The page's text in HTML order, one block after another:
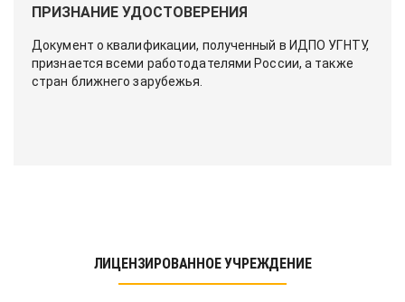
ПРИЗНАНИЕ УДОСТОВЕРЕНИЯ
Документ о квалификации, полученный в ИДПО УГНТУ,
признается всеми работодателями России, а также
стран ближнего зарубежья.
ЛИЦЕНЗИРОВАННОЕ УЧРЕЖДЕНИЕ